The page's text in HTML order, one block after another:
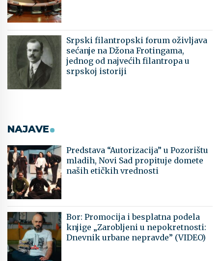
Srpski filantropski forum oživljava
sećanje na Džona Frotingama,
jednog od najvećih filantropa u
srpskoj istoriji
NAJAVE
Predstava “Autorizacija” u Pozorištu
mladih, Novi Sad propituje domete
naših etičkih vrednosti
Bor: Promocija i besplatna podela
knjige „Zarobljeni u nepokretnosti:
Dnevnik urbane nepravde” (VIDEO)